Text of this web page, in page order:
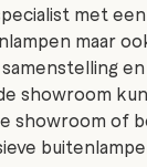
met
maar
showroom
showroom of